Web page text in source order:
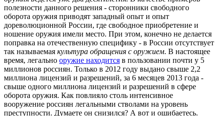
полезности данного решения - сторонники свободного
оборота оружия приводят западный опыт и опыт
дореволюционной России, где свободное приобретение и
ношение оружия имели место. При этом, конечно не делается
поправка на отечественную специфику - в России отсутствует
так называемая культура обращения с оружием. В настоящее
время, легально оружие находится в пользовании почти у 5
миллионов россиян. Только в 2012 году выдано свыше 2,2
миллиона лицензий и разрешений, за 6 месяцев 2013 года -
свыше одного миллиона лицензий и разрешений в сфере
оборота оружия. Как повлияло столь интенсивное
вооружение россиян легальными стволами на уровень
преступности. Думаете он снизился? А вот и ошибаетесь.